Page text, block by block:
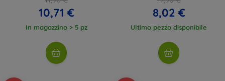
10,71 €
In magazzino > 5 pz
8,02 €
Ultimo pezzo disponibile